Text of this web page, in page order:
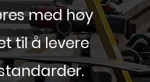
med høy
til å levere